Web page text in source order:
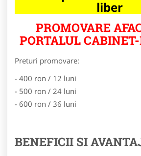
liber
PROMOVARE
PORTALUL
Preturi promovare:
- 400 ron / 12 luni
- 500 ron / 24 luni
- 600 ron / 36 luni
BENEFICII SI